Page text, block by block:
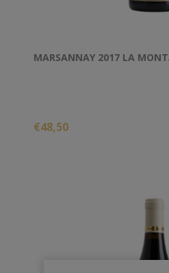
MARSANNAY 2017 LA
€48,50